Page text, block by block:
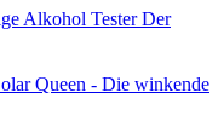
Der
Queen - Die winkende